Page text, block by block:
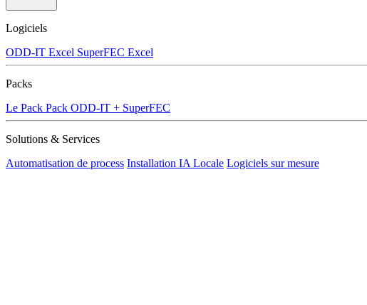
Logiciels
ODD-IT Excel SuperFEC Excel
Packs
Le Pack Pack ODD-IT + SuperFEC
Solutions & Services
Automatisation de process Installation IA Locale Logiciels sur mesure